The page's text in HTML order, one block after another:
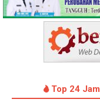
Top 24 Jam